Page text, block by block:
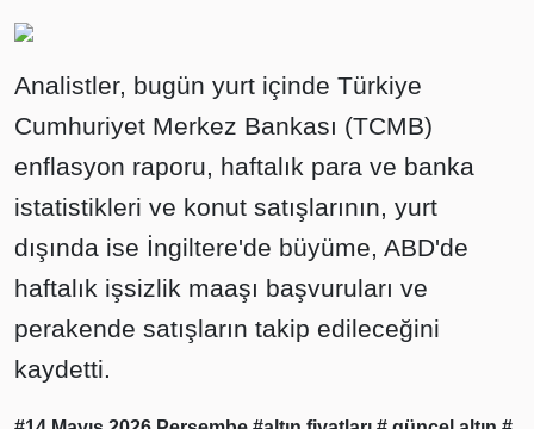
Analistler, bugün yurt içinde Türkiye
Cumhuriyet Merkez Bankası (TCMB)
enflasyon raporu, haftalık para ve banka
istatistikleri ve konut satışlarının, yurt
dışında ise İngiltere'de büyüme, ABD'de
haftalık işsizlik maaşı başvuruları ve
perakende satışların takip edileceğini
kaydetti.